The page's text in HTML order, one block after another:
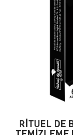
RİTUEL DE